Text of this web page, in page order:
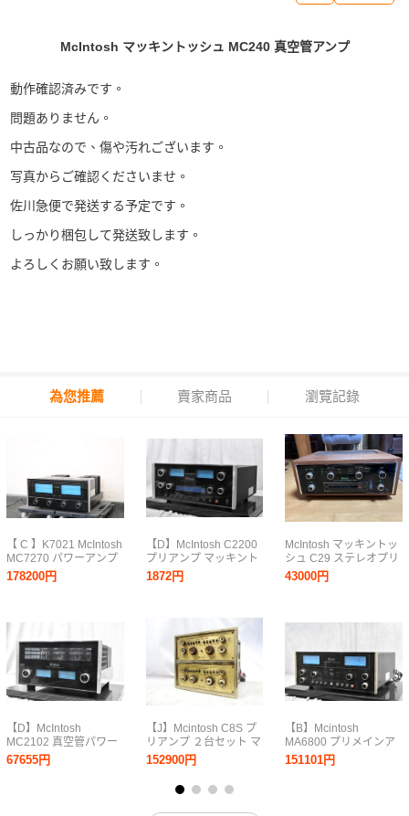
McIntosh マッキントッシュ MC240 真空管アンプ
動作確認済みです。
問題ありません。
中古品なので、傷や汚れございます。
写真からご確認くださいませ。
佐川急便で発送する予定です。
しっかり梱包して発送致します。
よろしくお願い致します。
為您推薦 賣家商品 瀏覽記錄
【 C 】K7021 McIntosh
MC7270 パワーアンプ
マッキントッシュ
3326988
178200円
【D】McIntosh
MC2102 真空管パワー
アンプ マッキントッシ
ュ 3264995【送料無
67655円
【D】McIntosh C2200
プリアンプ マッキント
ッシュ 3265880【送料
無料!!】
1872円
【J】Mcintosh C8S プ
リアンプ ２台セット マ
ッキントッシュ
3347287
152900円
McIntosh マッキントッ
シュ C29 ステレオプリ
アンプ
43000円
【B】Mcintosh
MA6800 プリメインア
ンプ マッキントッシュ
3265408【送料無料!!】
151101円